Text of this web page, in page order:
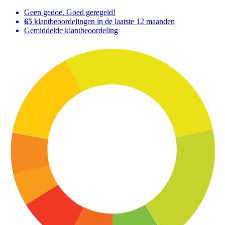
Geen gedoe. Goed geregeld!
65 klantbeoordelingen in de laatste 12 maanden
Gemiddelde klantbeoordeling